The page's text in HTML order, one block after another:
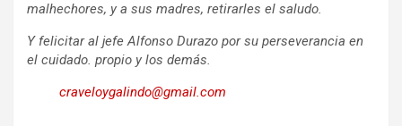
malhechores, y a sus madres, retirarles el saludo.
Y felicitar al jefe Alfonso Durazo por su perseverancia en
el cuidado. propio y los demás.
craveloygalindo@gmail.com